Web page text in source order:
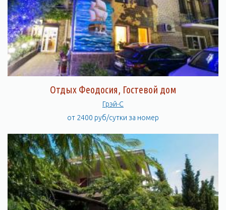
Отдых Феодосия, Гостевой дом
Грэй-С
от 2400 руб/сутки за номер